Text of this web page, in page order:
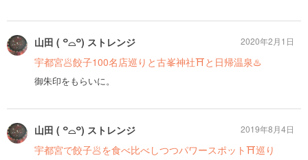
山田 ( ꒪⌓꒪) ストレンジ
宇都宮🥟餃子100名店巡りと古峯神社⛩と日帰温泉♨️
御朱印をもらいに。
2020年2月1日
山田 ( ꒪⌓꒪) ストレンジ
宇都宮で餃子🥟を食べ比べしつつパワースポット⛩巡り
2019年8月4日